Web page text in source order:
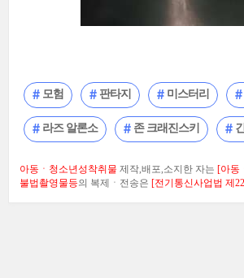
모험 판타지 미스터리
라즈 알론소 존 크래진스키
아동ㆍ청소년성착취물 제작,배포,소지한 자는 [아동
불법촬영물등의 복제ㆍ전송은 [전기통신사업법 제